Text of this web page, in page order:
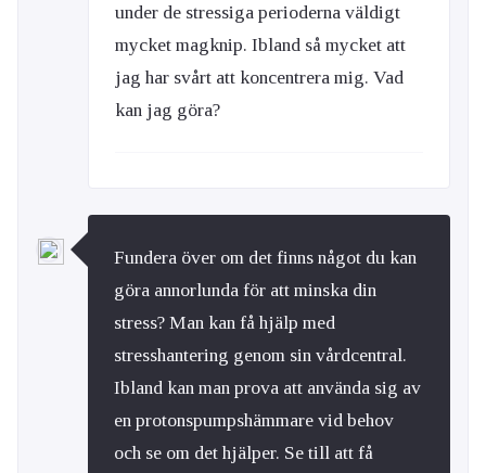
under de stressiga perioderna väldigt
mycket magknip. Ibland så mycket att
jag har svårt att koncentrera mig. Vad
kan jag göra?
Fundera över om det finns något du kan
göra annorlunda för att minska din
stress? Man kan få hjälp med
stresshantering genom sin vårdcentral.
Ibland kan man prova att använda sig av
en protonspumpshämmare vid behov
och se om det hjälper. Se till att få